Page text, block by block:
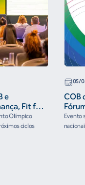
e
Fit for
emOlímpico
ciclos
05/
COB
Evento